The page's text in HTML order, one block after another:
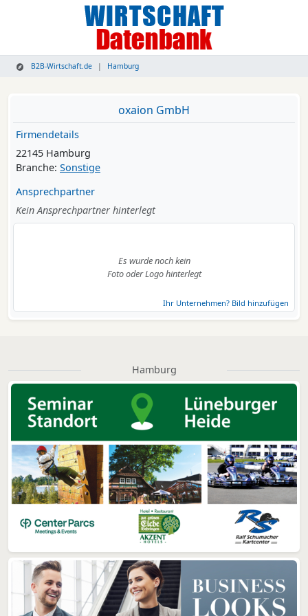
B2B-Wirtschaft.de Hamburg
oxaion GmbH
Firmendetails
22145 Hamburg
Branche: Sonstige
Ansprechpartner
Kein Ansprechpartner hinterlegt
Es wurde noch kein
Foto oder Logo hinterlegt
Ihr Unternehmen? Bild hinzufügen
Hamburg